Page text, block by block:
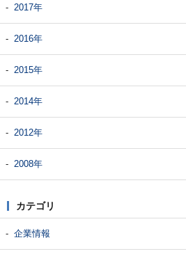
2017年
2016年
2015年
2014年
2012年
2008年
カテゴリ
企業情報